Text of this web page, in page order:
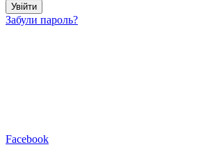
Увійти
Забули пароль?
Facebook